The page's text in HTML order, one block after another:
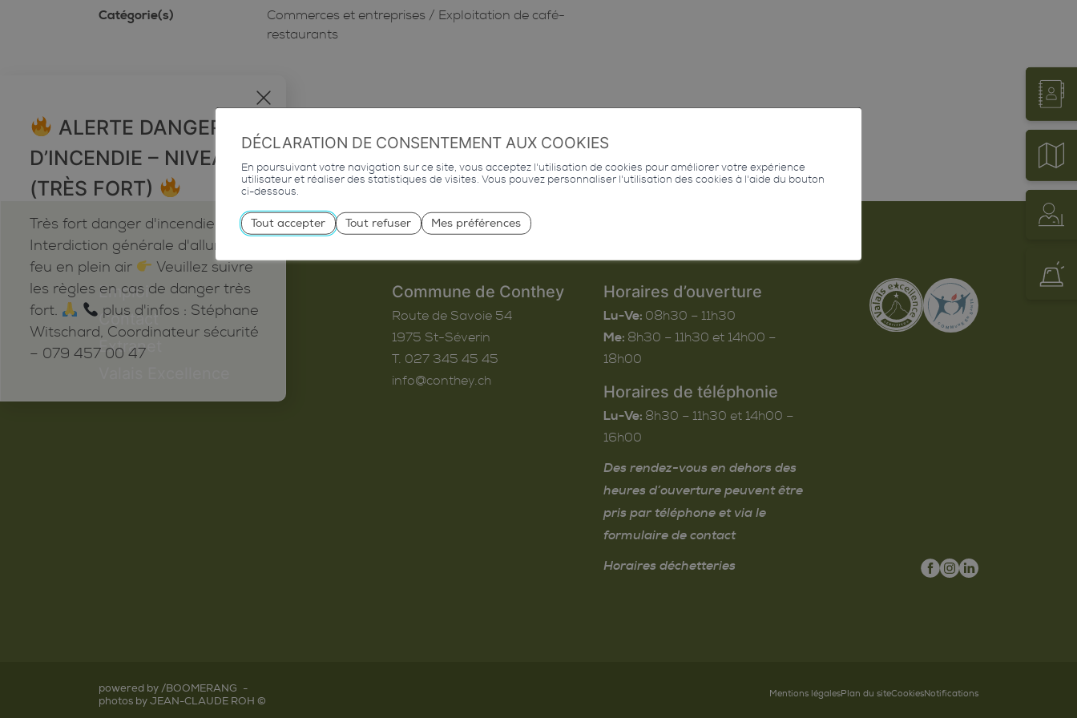
Catégorie(s)
Commerces et entreprises / Exploitation de café-
restaurants
Emploi
Contact
Extranet
Commune de Conthey
Route de Savoie 54
1975 St-Séverin
T. 027 345 45 45
info@conthey.ch
Horaires d’ouverture
Lu-Ve: 08h30 – 11h30
Me: 8h30 – 11h30 et 14h00 –
18h00
Horaires de téléphonie
Lu-Ve: 8h30 – 11h30 et 14h00 –
16h00
Des rendez-vous en dehors des
heures d’ouverture peuvent être
pris par téléphone et via le
formulaire de contact
Horaires déchetteries
powered by /BOOMERANG -
photos by JEAN-CLAUDE ROH ©
Mentions légalesPlan du siteCookiesNotifications
x
ALERTE DANGER
D’INCENDIE – NIVEAU 5
(TRÈS FORT)
Très fort danger d'incendie
Interdiction générale d'allumer du
feu en plein air
Veuillez suivre
les règles en cas de danger très
fort.
plus d'infos : Stéphane
Witschard, Coordinateur sécurité
– 079 457 00 47
DÉCLARATION DE CONSENTEMENT AUX COOKIES
En poursuivant votre navigation sur ce site, vous acceptez l'utilisation de cookies pour améliorer votre expérience
utilisateur et réaliser des statistiques de visites. Vous pouvez personnaliser l'utilisation des cookies à l'aide du bouton
ci-dessous.
Tout accepter Tout refuser Mes préférences